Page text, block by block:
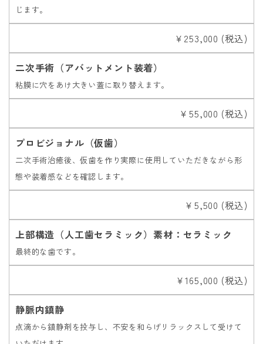
じます。
￥253,000 (税込)
二次手術（アバットメント装着）
粘膜に穴をあけ大きい蓋に取り替えます。
￥55,000 (税込)
プロビジョナル（仮歯）
二次手術治癒後、仮歯を作り実際に使用していただきながら形
態や装着感などを確認します。
￥5,500 (税込)
上部構造（人工歯セラミック）素材：セラミック
最終的な歯です。
￥165,000 (税込)
静脈内鎮静
点滴から鎮静剤を投与し、不安を和らげリラックスして受けて